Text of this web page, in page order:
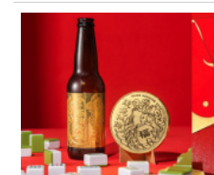
把看的展覽
Lab《我吃了
合藝術，打
景美地區大家
興樓」，帶你